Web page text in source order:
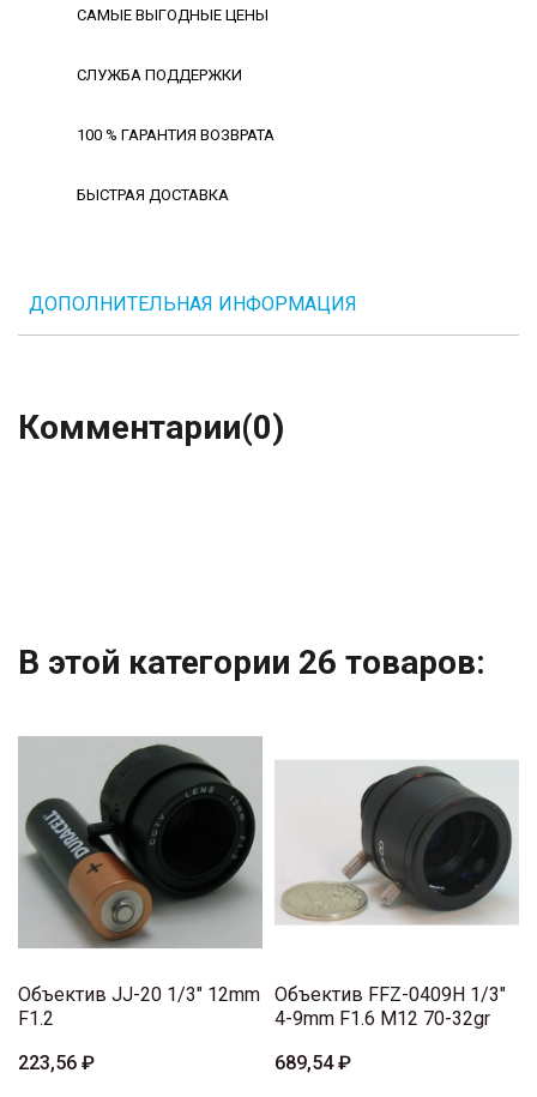
САМЫЕ ВЫГОДНЫЕ ЦЕНЫ
СЛУЖБА ПОДДЕРЖКИ
100 % ГАРАНТИЯ ВОЗВРАТА
БЫСТРАЯ ДОСТАВКА
ДОПОЛНИТЕЛЬНАЯ ИНФОРМАЦИЯ
Комментарии(0)
В этой категории 26 товаров:
Объектив JJ-20 1/3" 12mm
F1.2
223,56 ₽
Объектив FFZ-0409H 1/3"
4-9mm F1.6 M12 70-32gr
689,54 ₽